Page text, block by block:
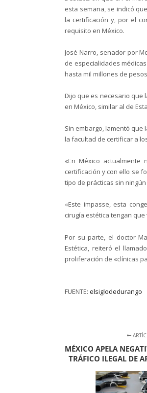
esta semana, se indicó
la certificación y, por el
requisito en México.
José Narro, senador por
de especialidades
hasta mil millones de
Dijo que es necesario que
en México, similar al de
Sin embargo, lamentó que
la facultad de certificar a
«En México
certificación y con ello se
tipo de prácticas sin
«Este impasse, esta
cirugía estética tengan
Por su parte, el doctor
Estética, reiteró el
proliferación de «clínicas
FUENTE: elsiglodedurango
MÉXICO APELA
TRÁFICO ILEGAL DE